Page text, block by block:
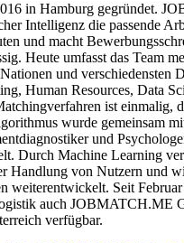
in Hamburg gegründet.
Intelligenz die passende
und macht
Heute umfasst das Team
und verschiedensten
Human Resources, Data
ist einmalig,
wurde gemeinsam
und
Durch Machine Learning
Handlung von Nutzern und
weiterentwickelt. Seit
auch JOBMATCH.ME
verfügbar.